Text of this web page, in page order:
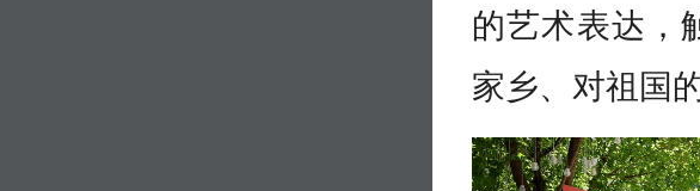
的艺术表达，
家乡、对祖国